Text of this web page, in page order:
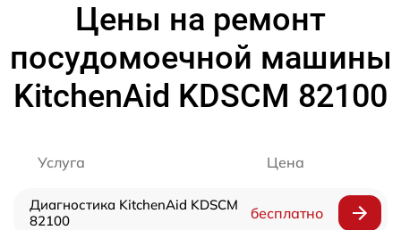
Цены на ремонт
посудомоечной машины
KitchenAid KDSCM 82100
Услуга Цена
Диагностика KitchenAid KDSCM
82100
бесплатно